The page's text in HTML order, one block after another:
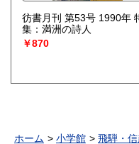
彷書月刊 第53号 1990年
集：満洲の詩人
￥870
ホーム 小学館 飛騨・